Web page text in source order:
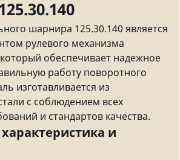
шарнира 125.30.140 является
рулевого механизма
обеспечивает надежное
работу поворотного
изготавливается из
с соблюдением всех
и стандартов качества.
и